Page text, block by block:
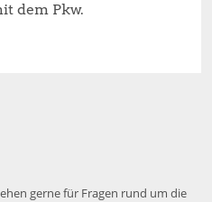
dem Pkw.
gerne für Fragen rund um die